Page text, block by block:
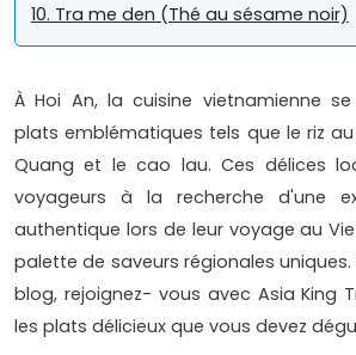
10. Tra me den (Thé au sésame noir)
À Hoi An, la cuisine vietnamienne
plats emblématiques tels que le riz
Quang et le cao lau. Ces délices
voyageurs à la recherche d'une
authentique lors de leur voyage au
palette de saveurs régionales
blog, rejoignez- vous avec Asia King
les plats délicieux que vous devez